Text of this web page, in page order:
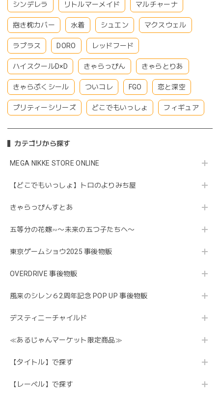
シンデレラ リトルマーメイド マルチャーナ
抱き枕カバー 水着 シュエン マクスウェル
ラプラス DORO レッドフード
ハイスクールD×D きゃらっぴん きゃらとりあ
きゃらぷくシール ついコレ FGO 恋と深空
プリティーシリーズ どこでもいっしょ フィギュア
カテゴリから探す
MEGA NIKKE STORE ONLINE
【どこでもいっしょ】トロのよりみち屋
きゃらっぴんすとあ
五等分の花嫁∽〜未来の五つ子たちへ〜
東京ゲームショウ2025 事後物販
OVERDRIVE 事後物販
風来のシレン６2周年記念 POP UP 事後物販
デスティニーチャイルド
≪あるじゃんマーケット限定商品≫
【タイトル】で探す
【レーベル】で探す